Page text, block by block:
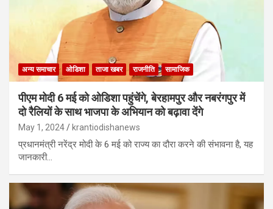
अन्य समाचार ओडिशा ताजा खबर राजनीति सामाजिक
पीएम मोदी 6 मई को ओडिशा पहुंचेंगे, बेरहामपुर और नबरंगपुर में
दो रैलियों के साथ भाजपा के अभियान को बढ़ावा देंगे
May 1, 2024 krantiodishanews
प्रधानमंत्री नरेंद्र मोदी के 6 मई को राज्य का दौरा करने की संभावना है, यह
जानकारी…